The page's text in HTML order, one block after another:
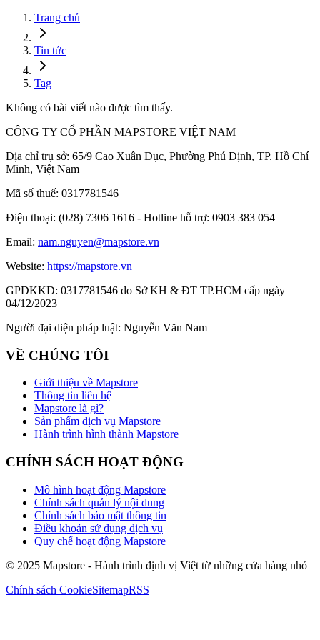
Trang chủ
Tin tức
Tag
Không có bài viết nào được tìm thấy.
CÔNG TY CỔ PHẦN MAPSTORE VIỆT NAM
Địa chỉ trụ sở: 65/9 Cao Xuân Dục, Phường Phú Định, TP. Hồ Chí
Minh, Việt Nam
Mã số thuế: 0317781546
Điện thoại: (028) 7306 1616 - Hotline hỗ trợ: 0903 383 054
Email: nam.nguyen@mapstore.vn
Website: https://mapstore.vn
GPDKKD: 0317781546 do Sở KH & ĐT TP.HCM cấp ngày
04/12/2023
Người đại diện pháp luật: Nguyễn Văn Nam
VỀ CHÚNG TÔI
Giới thiệu về Mapstore
Thông tin liên hệ
Mapstore là gì?
Sản phẩm dịch vụ Mapstore
Hành trình hình thành Mapstore
CHÍNH SÁCH HOẠT ĐỘNG
Mô hình hoạt động Mapstore
Chính sách quản lý nội dung
Chính sách bảo mật thông tin
Điều khoản sử dụng dịch vụ
Quy chế hoạt động Mapstore
© 2025 Mapstore - Hành trình định vị Việt từ những cửa hàng nhỏ
Chính sách CookieSitemapRSS